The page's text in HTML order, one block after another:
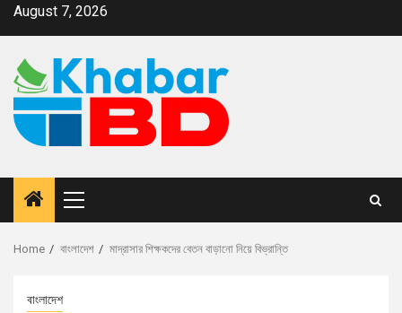
August 7, 2026
Home বাংলাদেশ মাদ্রাসার শিক্ষকদের বেতন বাড়ানো নিয়ে বিভ্রান্তি
বাংলাদেশ